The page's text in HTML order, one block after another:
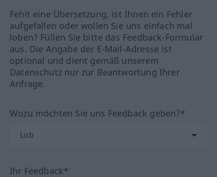
Fehlt eine Übersetzung, ist Ihnen ein Fehler
aufgefallen oder wollen Sie uns einfach mal
loben? Füllen Sie bitte das Feedback-Formular
aus. Die Angabe der E-Mail-Adresse ist
optional und dient gemäß unserem
Datenschutz nur zur Beantwortung Ihrer
Anfrage.
Wozu möchten Sie uns Feedback geben?*
Ihr Feedback*